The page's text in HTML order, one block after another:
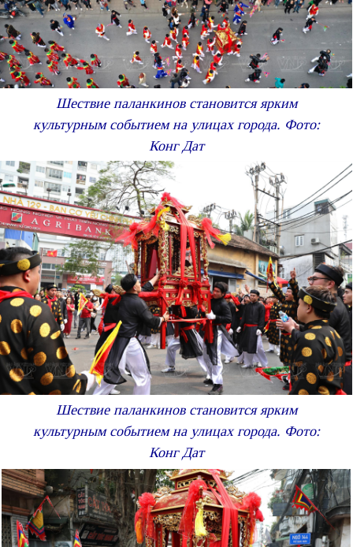
Шествие паланкинов становится ярким
культурным событием на улицах города. Фото:
Конг Дат
Шествие паланкинов становится ярким
культурным событием на улицах города. Фото:
Конг Дат